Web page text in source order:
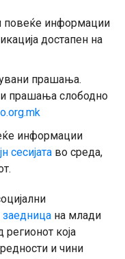
повеќе информации
достапен на
прашања.
прашања слободно
информации
сесијата во среда,
заедница на млади
која
и чини